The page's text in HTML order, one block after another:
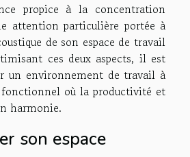
propice à la concentration
attention particulière portée à
de son espace de travail
ces deux aspects, il est
un environnement de travail à
où la productivité et
harmonie.
son espace